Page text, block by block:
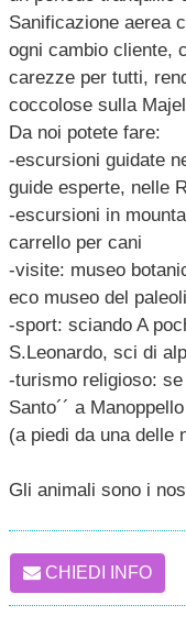
Sanificazione aerea
ogni cambio cliente,
carezze per tutti,
coccolose sulla
Da noi potete fare:
-escursioni guidate
guide esperte, nelle
-escursioni in
carrello per cani
-visite: museo
eco museo del
-sport: sciando A
S.Leonardo, sci di
-turismo religioso:
Santo´´ a
(a piedi da una delle
Gli animali sono i
CHIEDI INFO